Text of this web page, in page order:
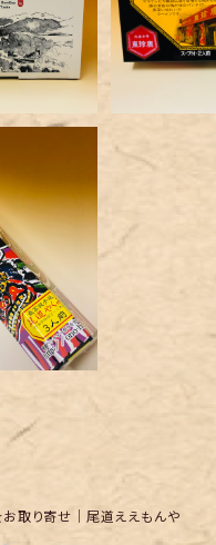
めん３食
取り寄せ｜尾道ええもんや